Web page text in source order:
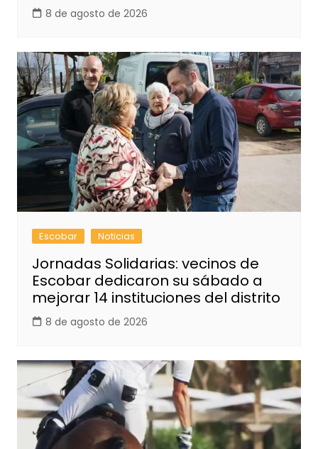
8 de agosto de 2026
Escobar Noticias
Jornadas Solidarias: vecinos de
Escobar dedicaron su sábado a
mejorar 14 instituciones del distrito
8 de agosto de 2026